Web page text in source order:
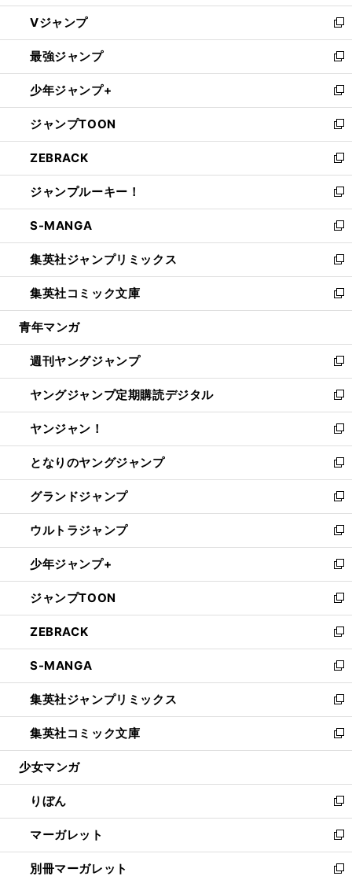
ウ
ィ
ン
ド
ウ
で
開
く
し
い
ウ
ィ
ン
ド
ウ
で
開
く
Vジャンプ
新
し
い
ウ
ィ
ン
ド
ウ
で
開
く
最強ジャンプ
新
し
い
ウ
ィ
ン
ド
ウ
で
開
く
少年ジャンプ+
新
し
い
ウ
ィ
ン
ド
ウ
で
開
く
ジャンプTOON
新
し
い
ウ
ィ
ン
ド
ウ
で
開
く
ZEBRACK
新
し
い
ウ
ィ
ン
ド
ウ
で
開
ジャンプルーキー！
新
し
い
ウ
ィ
ン
ド
ウ
開
く
S-MANGA
新
し
い
ウ
ィ
ン
ウ
で
開
く
集英社ジャンプリミックス
新
し
い
ウ
ン
ド
ウ
で
開
く
集英社コミック文庫
新
し
ウ
ィ
ン
ド
ウ
で
開
く
青年マンガ
週刊ヤングジャンプ
新
し
い
ウ
ィ
ン
ド
ウ
で
開
く
ヤングジャンプ定期購読デジタル
新
し
い
ウ
ィ
ン
ド
ウ
で
開
く
ヤンジャン！
新
し
い
ウ
ィ
ン
ド
ウ
で
開
く
となりのヤングジャンプ
新
し
い
ウ
ィ
ン
ド
ウ
で
開
く
グランドジャンプ
新
し
い
ウ
ィ
ン
ド
ウ
で
開
く
ウルトラジャンプ
新
し
い
ウ
ィ
ン
ド
ウ
で
開
く
少年ジャンプ+
新
し
い
ウ
ィ
ン
ド
ウ
で
開
く
ジャンプTOON
新
し
い
ウ
ィ
ン
ド
ウ
で
開
ZEBRACK
新
し
い
ウ
ィ
ン
ド
ウ
開
く
S-MANGA
新
し
い
ウ
ィ
ン
ウ
で
開
く
集英社ジャンプリミックス
新
し
い
ウ
ン
ド
ウ
で
開
く
集英社コミック文庫
新
し
ウ
ィ
ン
ド
ウ
で
少女マンガ
りぼん
新
し
い
ウ
ィ
マーガレット
新
し
い
別冊マーガレット 新